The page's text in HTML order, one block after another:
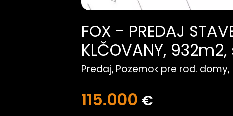
FOX - PREDAJ
KLČOVANY,
Predaj, Pozemok pre rod.
115.000 €